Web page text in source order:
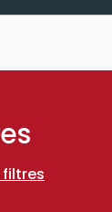
les filtres
filtres